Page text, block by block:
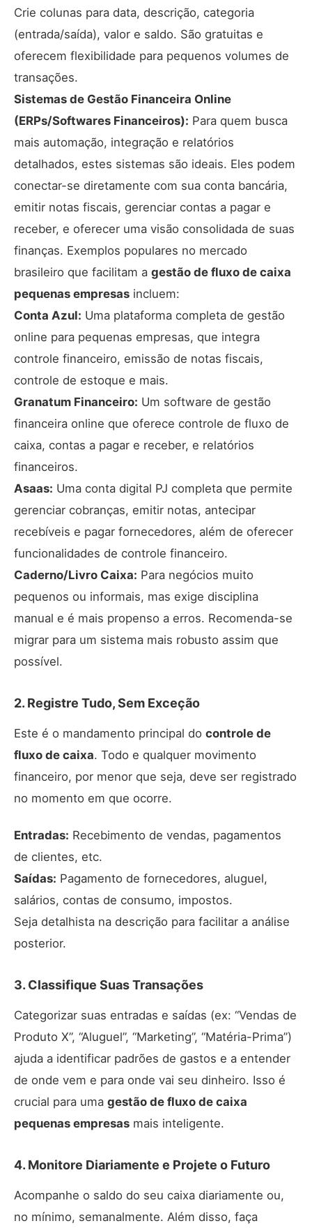
Crie colunas para data, descrição, categoria
(entrada/saída), valor e saldo. São gratuitas e
oferecem flexibilidade para pequenos volumes de
transações.
Sistemas de Gestão Financeira Online
(ERPs/Softwares Financeiros): Para quem busca
mais automação, integração e relatórios
detalhados, estes sistemas são ideais. Eles podem
conectar-se diretamente com sua conta bancária,
emitir notas fiscais, gerenciar contas a pagar e
receber, e oferecer uma visão consolidada de suas
finanças. Exemplos populares no mercado
brasileiro que facilitam a gestão de fluxo de caixa
pequenas empresas incluem:
Conta Azul: Uma plataforma completa de gestão
online para pequenas empresas, que integra
controle financeiro, emissão de notas fiscais,
controle de estoque e mais.
Granatum Financeiro: Um software de gestão
financeira online que oferece controle de fluxo de
caixa, contas a pagar e receber, e relatórios
financeiros.
Asaas: Uma conta digital PJ completa que permite
gerenciar cobranças, emitir notas, antecipar
recebíveis e pagar fornecedores, além de oferecer
funcionalidades de controle financeiro.
Caderno/Livro Caixa: Para negócios muito
pequenos ou informais, mas exige disciplina
manual e é mais propenso a erros. Recomenda-se
migrar para um sistema mais robusto assim que
possível.
2. Registre Tudo, Sem Exceção
Este é o mandamento principal do controle de
fluxo de caixa. Todo e qualquer movimento
financeiro, por menor que seja, deve ser registrado
no momento em que ocorre.
Entradas: Recebimento de vendas, pagamentos
de clientes, etc.
Saídas: Pagamento de fornecedores, aluguel,
salários, contas de consumo, impostos.
Seja detalhista na descrição para facilitar a análise
posterior.
3. Classifique Suas Transações
Categorizar suas entradas e saídas (ex: “Vendas de
Produto X”, “Aluguel”, “Marketing”, “Matéria-Prima”)
ajuda a identificar padrões de gastos e a entender
de onde vem e para onde vai seu dinheiro. Isso é
crucial para uma gestão de fluxo de caixa
pequenas empresas mais inteligente.
4. Monitore Diariamente e Projete o Futuro
Acompanhe o saldo do seu caixa diariamente ou,
no mínimo, semanalmente. Além disso, faça